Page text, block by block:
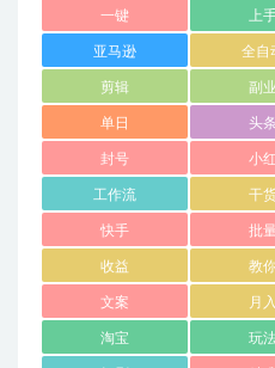
一键 上
亚马逊 全自
剪辑 副业
单日 头条
封号 小红
工作流 干
快手 批
收益 教
文案 月入
淘宝 玩